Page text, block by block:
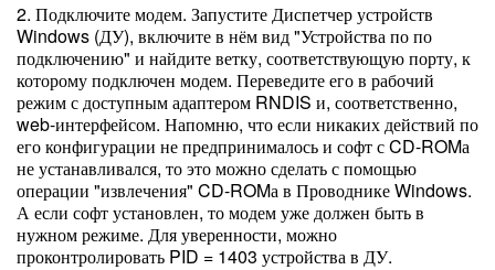
2. Подключите модем. Запустите Диспетчер устройств
Windows (ДУ), включите в нём вид "Устройства по по
подключению" и найдите ветку, соответствующую порту, к
которому подключен модем. Переведите его в рабочий
режим с доступным адаптером RNDIS и, соответственно,
web-интерфейсом. Напомню, что если никаких действий по
его конфигурации не предпринималось и софт с CD-ROMа
не устанавливался, то это можно сделать с помощью
операции "извлечения" CD-ROMа в Проводнике Windows.
А если софт установлен, то модем уже должен быть в
нужном режиме. Для уверенности, можно
проконтролировать PID = 1403 устройства в ДУ.